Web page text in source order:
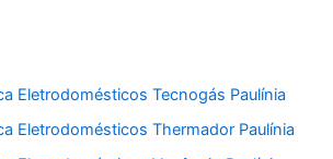
Eletrodomésticos Tecnogás Paulínia
Eletrodomésticos Thermador Paulínia